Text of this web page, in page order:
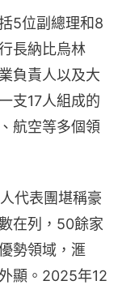
5位副總理和8
長納比烏林
負責人以及大
支17人組成的
航空等多個領
代表團堪稱豪
在列，50餘家
勢領域，滙
顯。2025年12